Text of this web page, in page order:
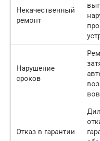
Некачественный
ремонт
Нарушение
сроков
Отказ в гарантии